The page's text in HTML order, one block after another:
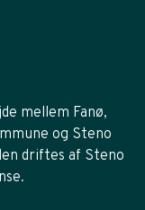
mellem Fanø,
og Steno
driftes af Steno